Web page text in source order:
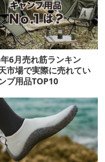
年6月売れ筋ランキン
市場で実際に売れてい
プ用品TOP10